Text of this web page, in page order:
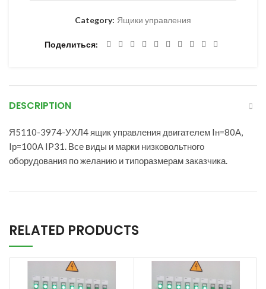
Category: Ящики управления
Поделиться
DESCRIPTION
Я5110-3974-УХЛ4 ящик управления двигателем Iн=80А,
Iр=100А IP31. Все виды и марки низковольтного
оборудования по желанию и типоразмерам заказчика.
RELATED PRODUCTS